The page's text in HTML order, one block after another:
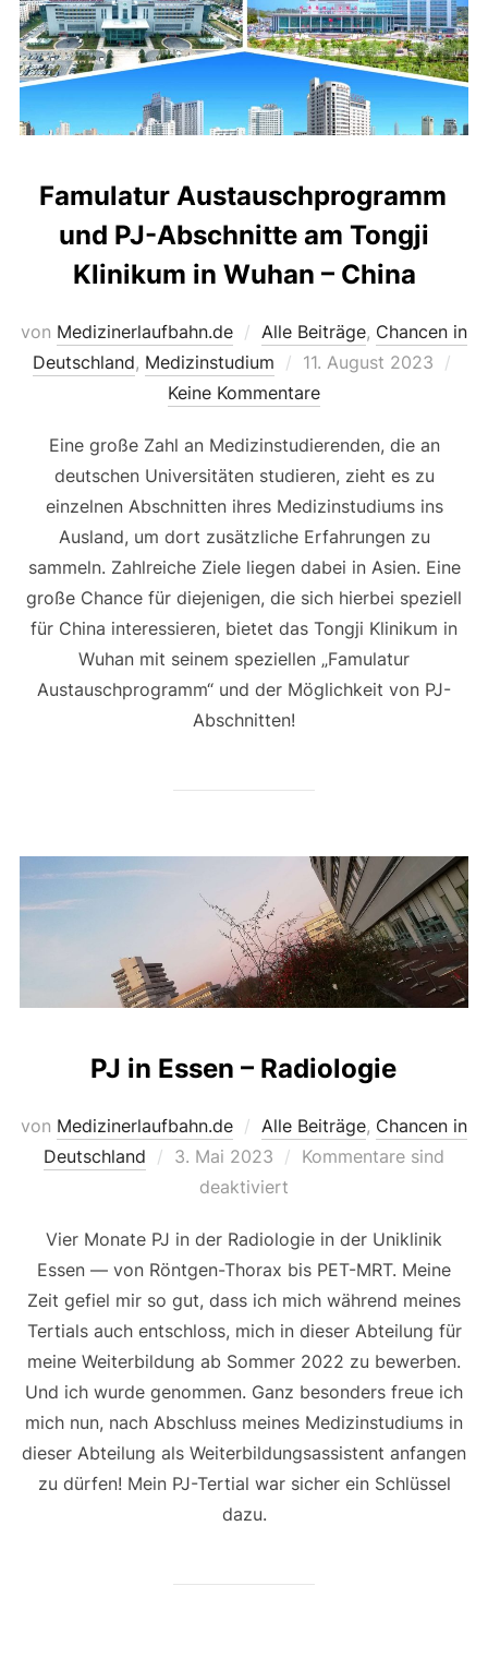
Famulatur Austauschprogramm
und PJ-Abschnitte am Tongji
Klinikum in Wuhan – China
von Medizinerlaufbahn.de Alle Beiträge, Chancen in
Deutschland, Medizinstudium
Veröffentlicht
am
11. August 2023
Keine Kommentare
Eine große Zahl an Medizinstudierenden, die an
deutschen Universitäten studieren, zieht es zu
einzelnen Abschnitten ihres Medizinstudiums ins
Ausland, um dort zusätzliche Erfahrungen zu
sammeln. Zahlreiche Ziele liegen dabei in Asien. Eine
große Chance für diejenigen, die sich hierbei speziell
für China interessieren, bietet das Tongji Klinikum in
Wuhan mit seinem speziellen „Famulatur
Austauschprogramm“ und der Möglichkeit von PJ-
Abschnitten!
PJ in Essen – Radiologie
von Medizinerlaufbahn.de Alle Beiträge, Chancen in
Deutschland
Veröffentlicht
3. Mai 2023
Kommentare sind
deaktiviert
Vier Monate PJ in der Radiologie in der Uniklinik
Essen — von Röntgen-Thorax bis PET-MRT. Meine
Zeit gefiel mir so gut, dass ich mich während meines
Tertials auch entschloss, mich in dieser Abteilung für
meine Weiterbildung ab Sommer 2022 zu bewerben.
Und ich wurde genommen. Ganz besonders freue ich
mich nun, nach Abschluss meines Medizinstudiums in
dieser Abteilung als Weiterbildungsassistent anfangen
zu dürfen! Mein PJ-Tertial war sicher ein Schlüssel
dazu.